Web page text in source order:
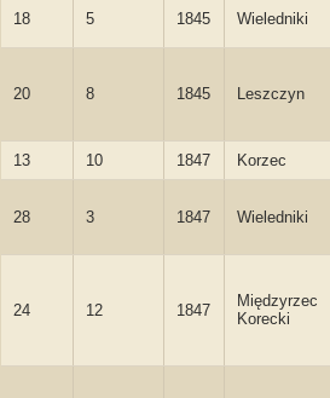
18 5 1845 Wieledniki
20 8 1845 Leszczyn
13 10 1847 Korzec
28 3 1847 Wieledniki
24 12 1847
Międzyrzec
Korecki